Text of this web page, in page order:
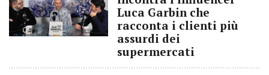
Luca Garbin che
racconta i clienti più
assurdi dei
supermercati